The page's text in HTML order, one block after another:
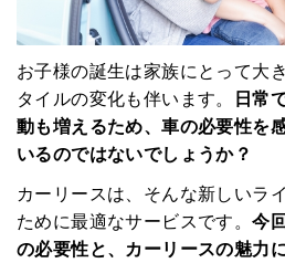
お子様の誕生は家族にとって大
タイルの変化も伴います。
日常
動も増えるため、車の必要性を
いるのではないでしょうか？
カーリースは、そんな新しいラ
ために最適なサービスです。今
の必要性と、カーリースの魅力